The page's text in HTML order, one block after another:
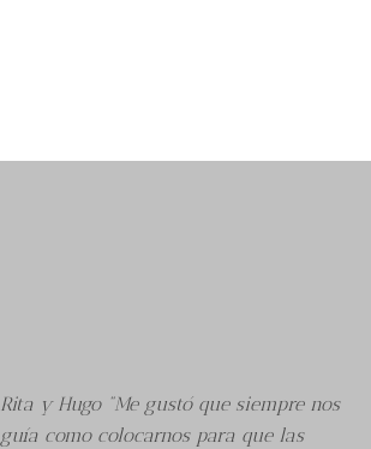
Rita y Hugo "Me gustó que siempre nos
guía como colocarnos para que las